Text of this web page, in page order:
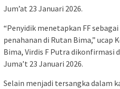
Jum’at 23 Januari 2026.
“Penyidik menetapkan FF
penahanan di Rutan Bima,” ucap
Bima, Virdis F Putra dikonfirmasi
Juma’t 23 Januari 2026.
Selain menjadi tersangka dalam